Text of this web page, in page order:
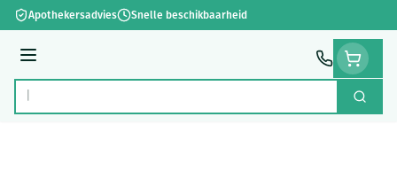
Ga naar de inhoud
Apothekersadvies Snelle beschikbaarheid
Menu
Product, merk, categorie... Zoek